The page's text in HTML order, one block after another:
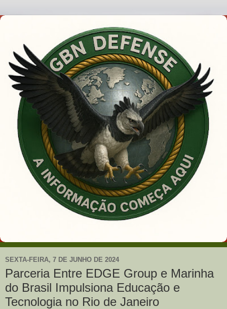
SEXTA-FEIRA, 7 DE JUNHO DE 2024
Parceria Entre EDGE Group e Marinha
do Brasil Impulsiona Educação e
Tecnologia no Rio de Janeiro